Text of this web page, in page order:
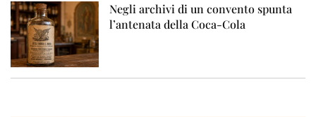
Negli archivi di un convento spunta
l’antenata della Coca-Cola